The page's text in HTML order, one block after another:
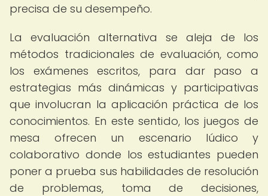
precisa de su desempeño.
La evaluación alternativa se aleja de los
métodos tradicionales de evaluación, como
los exámenes escritos, para dar paso a
estrategias más dinámicas y participativas
que involucran la aplicación práctica de los
conocimientos. En este sentido, los juegos de
mesa ofrecen un escenario lúdico y
colaborativo donde los estudiantes pueden
poner a prueba sus habilidades de resolución
de problemas, toma de decisiones,